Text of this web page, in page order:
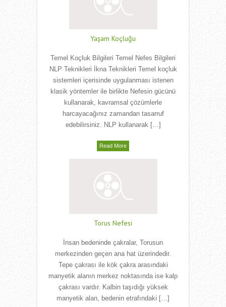
Yaşam Koçluğu
Temel Koçluk Bilgileri Temel Nefes Bilgileri
NLP Teknikleri İkna Teknikleri Temel koçluk
sistemleri içerisinde uygulanması istenen
klasik yöntemler ile birlikte Nefesin gücünü
kullanarak, kavramsal çözümlerle
harcayacağınız zamandan tasarruf
edebilirsiniz. NLP kullanarak […]
Read More
Torus Nefesi
İnsan bedeninde çakralar, Torusun
merkezinden geçen ana hat üzerindedir.
Tepe çakrası ile kök çakra arasındaki
manyetik alanın merkez noktasında ise kalp
çakrası vardır. Kalbin taşıdığı yüksek
manyetik alan, bedenin etrafındaki […]